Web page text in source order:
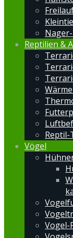
Reptilien &
Vögel
Vogel-